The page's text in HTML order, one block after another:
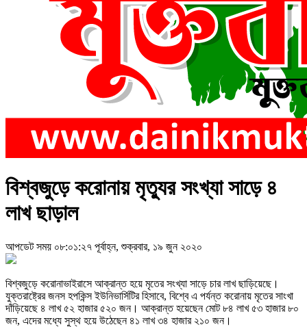
বিশ্বজুড়ে করোনায় মৃত্যুর সংখ্যা সাড়ে ৪
লাখ ছাড়াল
আপডেট সময় ০৮:০১:২৭ পূর্বাহ্ন, শুক্রবার, ১৯ জুন ২০২০
বিশ্বজুড়ে করোনাভাইরাসে আক্রান্ত হয়ে মৃতের সংখ্যা সাড়ে চার লাখ ছাড়িয়েছে।
যুক্তরাষ্ট্রের জনস হপকিন্স ইউনিভার্সিটির হিসাবে, বিশ্বে এ পর্যন্ত করোনায় মৃতের সাংখা
দাঁড়িয়েছে ৪ লাখ ৫২ হাজার ৫২০ জন। আক্রান্ত হয়েছেন মোট ৮৪ লাখ ৫৩ হাজার ৮০
জন, এদের মধ্যে সুস্থ হয়ে উঠেছেন ৪১ লাখ ৩৪ হাজার ২১০ জন।